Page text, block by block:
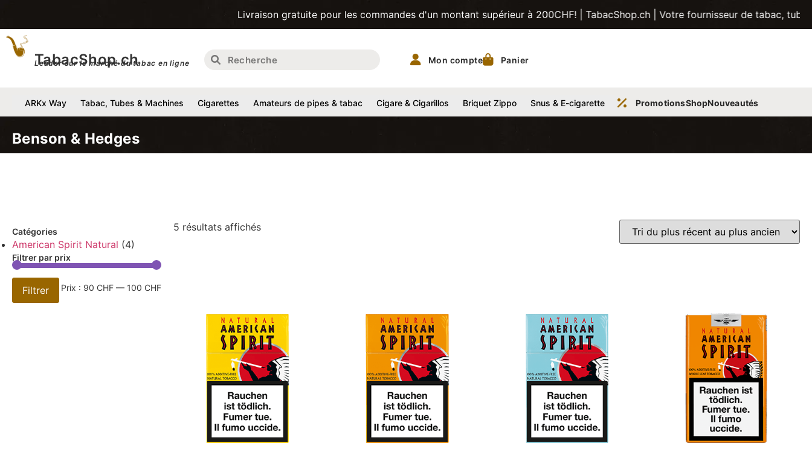
Livraison gratuite pour les commandes d'un montant supérieur à 200CHF! | TabacShop.ch | Votre fournisseur de tabac, tubes,
TabacShop.ch
Leader sur le marché du tabac en ligne Mon compte Panier
ARKx Way Tabac, Tubes & Machines Cigarettes Amateurs de pipes & tabac Cigare & Cigarillos Briquet Zippo Snus & E-cigarette PromotionsShopNouveautés
Benson & Hedges
Catégories
American Spirit Natural (4)
Filtrer par prix
Filtrer Prix : 90 CHF — 100 CHF
5 résultats affichés